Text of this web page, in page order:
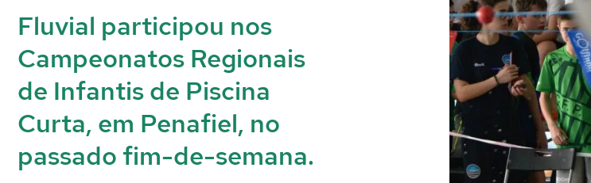
Fluvial participou nos
Campeonatos Regionais
de Infantis de Piscina
Curta, em Penafiel, no
passado fim-de-semana.